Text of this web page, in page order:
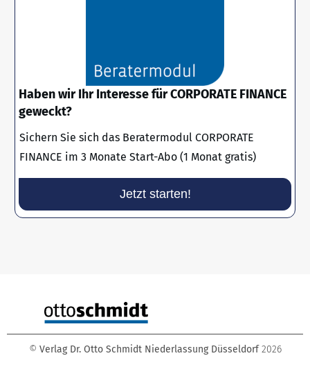
Haben wir Ihr Interesse für CORPORATE FINANCE
geweckt?
Sichern Sie sich das Beratermodul CORPORATE
FINANCE im 3 Monate Start-Abo (1 Monat gratis)
Jetzt starten!
© Verlag Dr. Otto Schmidt Niederlassung Düsseldorf 2026